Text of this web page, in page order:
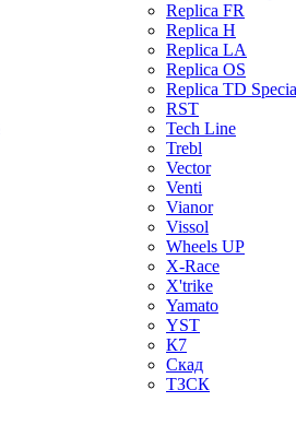
Replica FR
Replica H
Replica LA
Replica OS
Replica TD
RST
Tech Line
Trebl
Vector
Venti
Vianor
Vissol
Wheels UP
X-Race
X'trike
Yamato
YST
К7
Скад
ТЗСК